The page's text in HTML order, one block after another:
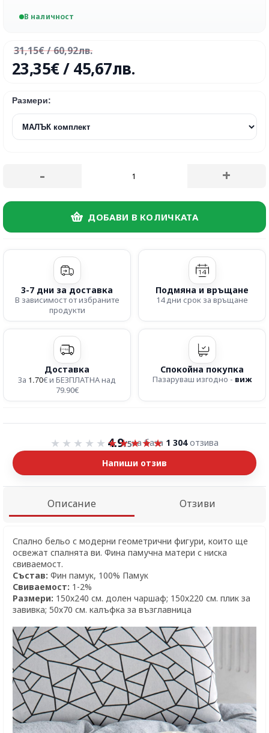
В наличност
31,15€ / 60,92лв.
23,35€ / 45,67лв.
Размери:
- +
ДОБАВИ В КОЛИЧКАТА
3-7 дни за доставка
В зависимост от избраните
продукти
Подмяна и връщане
14 дни срок за връщане
Доставка
За 1.70€ и БЕЗПЛАТНА над
79.90€
Спокойна покупка
Пазаруваш изгодно - виж
Оценка 4.9 от 5
4.9/5на база 1 304отзива
Напиши отзив
Описание Отзиви
Спално бельо с модерни геометрични фигури, които ще
освежат спалнята ви. Фина памучна матери с ниска
свиваемост.
Състав: Фин памук, 100% Памук
Свиваемост: 1-2%
Размери: 150х240 см. долен чаршаф; 150х220 см. плик за
завивка; 50х70 см. калъфка за възглавница